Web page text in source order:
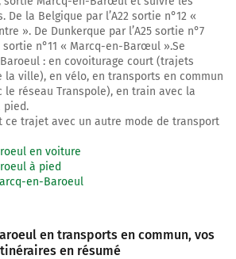
De la Belgique par l’A22 sortie n°12 «
». De Dunkerque par l’A25 sortie n°7
n°11 « Marcq-en-Barœul ».Se
: en covoiturage court (trajets
la ville), en vélo, en transports en commun
le réseau Transpole), en train avec la
pied.
ce trajet avec un autre mode de transport
en voiture
à pied
en-Baroeul
en transports en commun, vos
en résumé